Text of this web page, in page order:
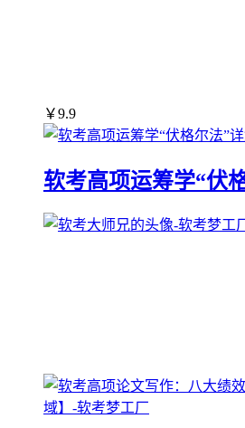
￥9.9
软考高项运筹学“伏